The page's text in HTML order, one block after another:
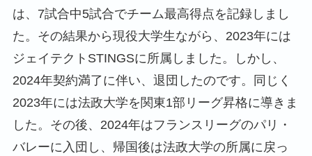
は、7試合中5試合でチーム最高得点を記録しまし
た。その結果から現役大学生ながら、2023年には
ジェイテクトSTINGSに所属しました。しかし、
2024年契約満了に伴い、退団したのです。同じく
2023年には法政大学を関東1部リーグ昇格に導きま
した。その後、2024年はフランスリーグのパリ・
バレーに入団し、帰国後は法政大学の所属に戻っ